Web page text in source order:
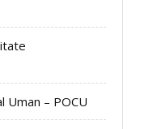
Uman – POCU